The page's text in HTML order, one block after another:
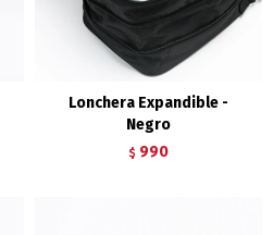
Lonchera Expandible -
Negro
$ 990